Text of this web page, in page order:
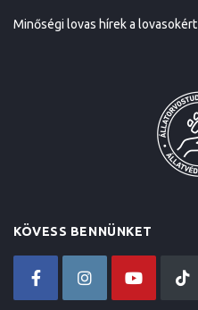
Minőségi lovas hírek a lovasokért
KÖVESS BENNÜNKET